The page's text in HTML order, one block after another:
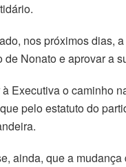
nos próximos dias,
de Nonato e aprovar a
à Executiva o caminho
pelo estatuto do
ainda, que a